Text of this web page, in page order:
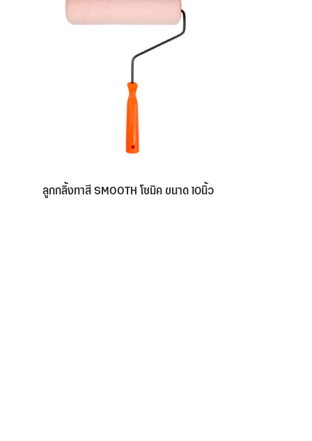
ลูกกลิ้งทาสี SMOOTH โซมิค ขนาด 10นิ้ว